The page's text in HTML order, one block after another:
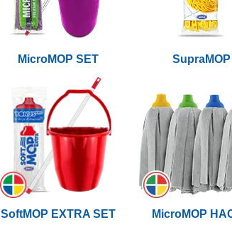
MicroMOP SET SupraMOP
SoftMOP EXTRA SET MicroMOP